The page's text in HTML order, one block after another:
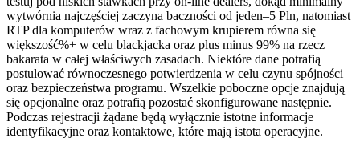
wytwórnia najczęściej zaczyna baczności od jeden–5 Pln, natomiast
RTP dla komputerów wraz z fachowym krupierem równa się
większość%+ w celu blackjacka oraz plus minus 99% na rzecz
bakarata w całej właściwych zasadach. Niektóre dane potrafią
postulować równoczesnego potwierdzenia w celu czynu spójności
oraz bezpieczeństwa programu. Wszelkie poboczne opcje znajdują
się opcjonalne oraz potrafią pozostać skonfigurowane następnie.
Podczas rejestracji żądane będą wyłącznie istotne informacje
identyfikacyjne oraz kontaktowe, które mają istota operacyjne.